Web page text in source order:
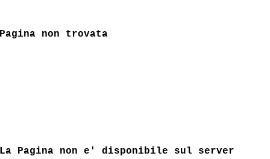
Pagina non trovata
La Pagina non e' disponibile sul server